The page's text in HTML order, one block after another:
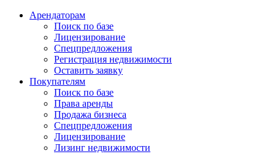
Арендаторам
Поиск по базе
Лицензирование
Спецпредложения
Регистрация недвижимости
Оставить заявку
Покупателям
Поиск по базе
Права аренды
Продажа бизнеса
Спецпредложения
Лицензирование
Лизинг недвижимости